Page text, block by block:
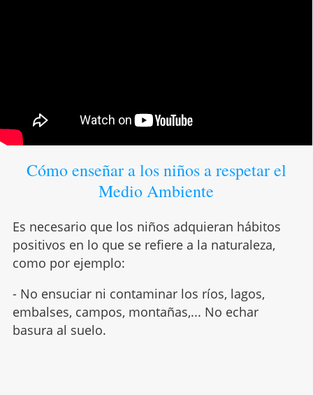
Cómo enseñar a los niños a respetar el
Medio Ambiente
Es necesario que los niños adquieran hábitos
positivos en lo que se refiere a la naturaleza,
como por ejemplo:
- No ensuciar ni contaminar los ríos, lagos,
embalses, campos, montañas,... No echar
basura al suelo.